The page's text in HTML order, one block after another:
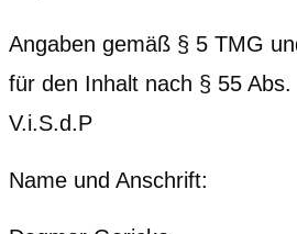
Angaben gemäß § 5 TMG
für den Inhalt nach § 55 Abs.
V.i.S.d.P
Name und Anschrift: